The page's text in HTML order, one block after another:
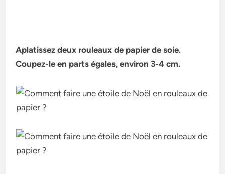
Aplatissez deux rouleaux de papier de soie.
Coupez-le en parts égales, environ 3-4 cm.